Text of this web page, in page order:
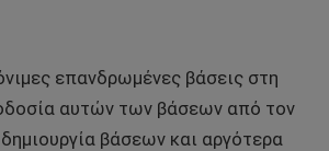
επανδρωμένες βάσεις στη
αυτών των βάσεων από τον
βάσεων και αργότερα